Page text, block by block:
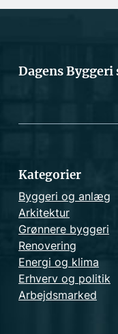
Dagens
Kategorier
Byggeri og anlæg
Arkitektur
Grønnere byggeri
Renovering
Energi og klima
Erhverv og politik
Arbejdsmarked